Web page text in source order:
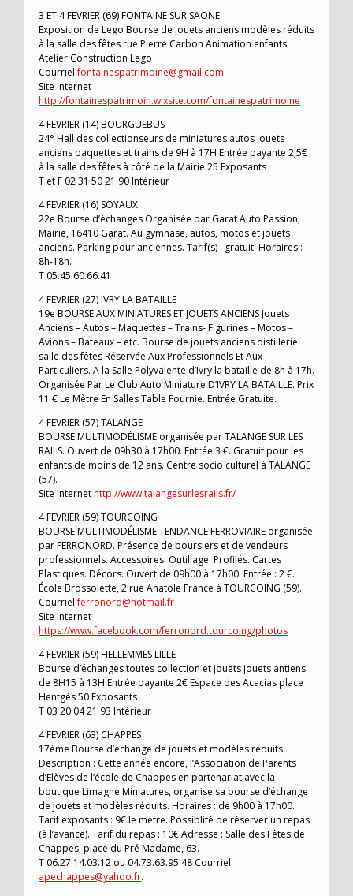
3 ET 4 FEVRIER (69) FONTAINE SUR SAONE
Exposition de Lego Bourse de jouets anciens modèles réduits
à la salle des fêtes rue Pierre Carbon Animation enfants
Atelier Construction Lego
Courrielfontainespatrimoine@gmail.com
Site Internet
http://fontainespatrimoin.wixsite.com/fontainespatrimoine
4 FEVRIER (14) BOURGUEBUS
24° Hall des collectionseurs de miniatures autos jouets
anciens paquettes et trains de 9H à 17H Entrée payante 2,5€
à la salle des fêtes à côté de la Mairie 25 Exposants
T et F 02 31 50 21 90 Intérieur
4 FEVRIER (16) SOYAUX
22e Bourse d’échanges Organisée par Garat Auto Passion,
Mairie, 16410 Garat. Au gymnase, autos, motos et jouets
anciens. Parking pour anciennes. Tarif(s) : gratuit. Horaires :
8h-18h.
T 05.45.60.66.41
4 FEVRIER (27) IVRY LA BATAILLE
19e BOURSE AUX MINIATURES ET JOUETS ANCIENS Jouets
Anciens – Autos – Maquettes – Trains- Figurines – Motos –
Avions – Bateaux – etc. Bourse de jouets anciens distillerie
salle des fêtes Réservée Aux Professionnels Et Aux
Particuliers. A la Salle Polyvalente d’Ivry la bataille de 8h à 17h.
Organisée Par Le Club Auto Miniature D’IVRY LA BATAILLE. Prix
11 € Le Mètre En Salles Table Fournie. Entrée Gratuite.
4 FEVRIER (57) TALANGE
BOURSE MULTIMODÉLISME organisée par TALANGE SUR LES
RAILS. Ouvert de 09h30 à 17h00. Entrée 3 €. Gratuit pour les
enfants de moins de 12 ans. Centre socio culturel à TALANGE
(57).
Site Internethttp://www.talangesurlesrails.fr/
4 FEVRIER (59) TOURCOING
BOURSE MULTIMODÉLISME TENDANCE FERROVIAIRE organisée
par FERRONORD. Présence de boursiers et de vendeurs
professionnels. Accessoires. Outillage. Profilés. Cartes
Plastiques. Décors. Ouvert de 09h00 à 17h00. Entrée : 2 €.
École Brossolette, 2 rue Anatole France à TOURCOING (59).
Courrielferronord@hotmail.fr
Site Internet
https://www.facebook.com/ferronord.tourcoing/photos
4 FEVRIER (59) HELLEMMES LILLE
Bourse d’échanges toutes collection et jouets jouets antiens
de 8H15 à 13H Entrée payante 2€ Espace des Acacias place
Hentgés 50 Exposants
T 03 20 04 21 93 Intérieur
4 FEVRIER (63) CHAPPES
17ème Bourse d’échange de jouets et modèles réduits
Description : Cette année encore, l’Association de Parents
d’Elèves de l’école de Chappes en partenariat avec la
boutique Limagne Miniatures, organise sa bourse d’échange
de jouets et modèles réduits. Horaires : de 9h00 à 17h00.
Tarif exposants : 9€ le mètre. Possiblité de réserver un repas
(à l’avance). Tarif du repas : 10€ Adresse : Salle des Fêtes de
Chappes, place du Pré Madame, 63.
T 06.27.14.03.12 ou 04.73.63.95.48 Courriel
apechappes@yahoo.fr.